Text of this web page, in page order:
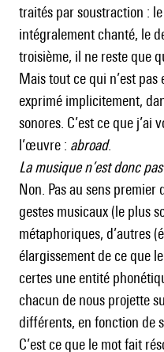
traités par soustraction :
intégralement chanté, le
troisième, il ne reste que
Mais tout ce qui n’est
exprimé implicitement,
sonores. C’est ce que
l’œuvre : abroad.
La musique n’est donc
Non. Pas au sens
gestes musicaux (le plus
métaphoriques, d’autres
élargissement de ce que
certes une entité
chacun de nous projette
différents, en fonction de
C’est ce que le mot fait